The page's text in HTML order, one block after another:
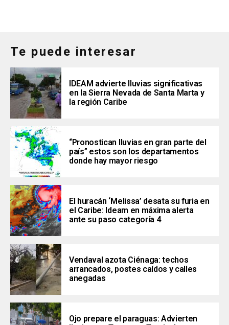
Te puede interesar
IDEAM advierte lluvias significativas
en la Sierra Nevada de Santa Marta y
la región Caribe
“Pronostican lluvias en gran parte del
país” estos son los departamentos
donde hay mayor riesgo
El huracán ‘Melissa’ desata su furia en
el Caribe: Ideam en máxima alerta
ante su paso categoría 4
Vendaval azota Ciénaga: techos
arrancados, postes caídos y calles
anegadas
Ojo prepare el paraguas: Advierten